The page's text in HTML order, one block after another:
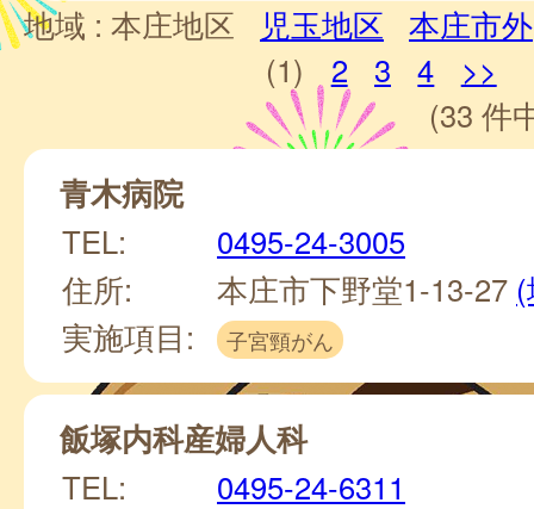
地域 : 本庄地区 児玉地区
本庄市外
(1)
2 3 4
>>
(33 件
青木病院
TEL:
0495-24-3005
住所:
本庄市下野堂1-13-27
実施項目:
子宮頸がん
飯塚内科産婦人科
TEL:
0495-24-6311